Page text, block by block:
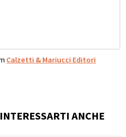
Calzetti & Mariucci Editori
ANCHE